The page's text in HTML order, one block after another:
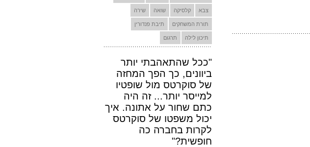
צבא קלסיקה שואה שירה
תורת המשחקים תיבת פנדורין
תיכון לילה תרגום
"ככל שהתאהבתי יותר
ביוונים, כך הפך המחזה
של סוקרטס מול שופטיו
למייסר יותר... זה היה
כתם שחור על אתונה. איך
יכול משפטו של סוקרטס
לקרות בחברה כה
חופשית?"